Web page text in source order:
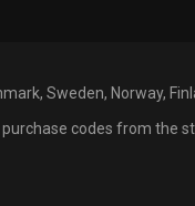
Sweden, Norway,
codes from the